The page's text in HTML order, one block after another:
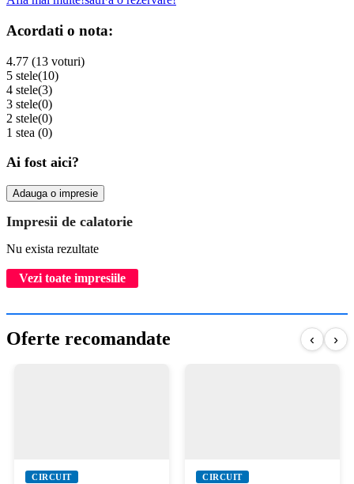
Acordati o nota:
4.77 (13 voturi)
5 stele(10)
4 stele(3)
3 stele(0)
2 stele(0)
1 stea (0)
Ai fost aici?
Adauga o impresie
Impresii de calatorie
Nu exista rezultate
Vezi toate impresiile
Oferte recomandate ‹ ›
CIRCUIT CIRCUIT